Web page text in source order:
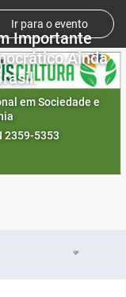
Ir para o evento
Importante
Ainda
em Sociedade e
2359-5353